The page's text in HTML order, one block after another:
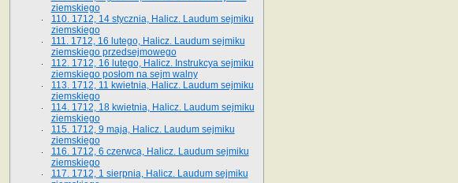
ziemskiego
110. 1712, 14 stycznia, Halicz. Laudum sejmiku
ziemskiego
111. 1712, 16 lutego, Halicz. Laudum sejmiku
ziemskiego przedsejmowego
112. 1712, 16 lutego, Halicz. Instrukcya sejmiku
ziemskiego posłom na sejm walny
113. 1712, 11 kwietnia, Halicz. Laudum sejmiku
ziemskiego
114. 1712, 18 kwietnia, Halicz. Laudum sejmiku
ziemskiego
115. 1712, 9 maja, Halicz. Laudum sejmiku
ziemskiego
116. 1712, 6 czerwca, Halicz. Laudum sejmiku
ziemskiego
117. 1712, 1 sierpnia, Halicz. Laudum sejmiku